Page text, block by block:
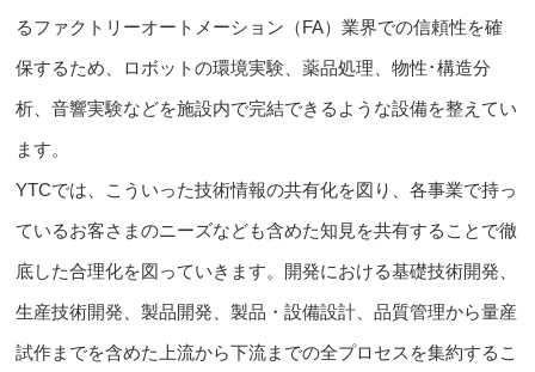
るファクトリーオートメーション（FA）業界での信頼性を確
保するため、ロボットの環境実験、薬品処理、物性･構造分
析、音響実験などを施設内で完結できるような設備を整えてい
ます。
YTCでは、こういった技術情報の共有化を図り、各事業で持っ
ているお客さまのニーズなども含めた知見を共有することで徹
底した合理化を図っていきます。開発における基礎技術開発、
生産技術開発、製品開発、製品・設備設計、品質管理から量産
試作までを含めた上流から下流までの全プロセスを集約するこ